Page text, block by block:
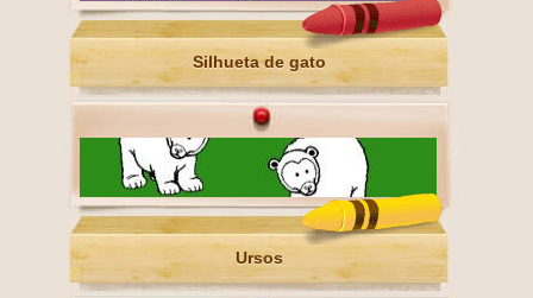
Silhueta de gato
Ursos